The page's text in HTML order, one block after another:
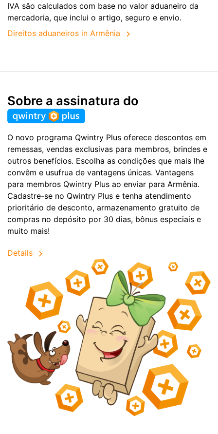
IVA são calculados com base no valor aduaneiro da
mercadoria, que inclui o artigo, seguro e envio.
Direitos aduaneiros in Armênia
Sobre a assinatura do
O novo programa Qwintry Plus oferece descontos em
remessas, vendas exclusivas para membros, brindes e
outros benefícios. Escolha as condições que mais lhe
convêm e usufrua de vantagens únicas. Vantagens
para membros Qwintry Plus ao enviar para Armênia.
Cadastre-se no Qwintry Plus e tenha atendimento
prioritário de desconto, armazenamento gratuito de
compras no depósito por 30 dias, bônus especiais e
muito mais!
Details